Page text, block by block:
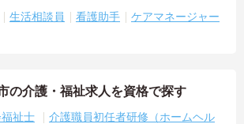
生活相談員 看護助手
ケアマネージャー
の介護・福祉求人を資格で探す
祉士
介護職員初任者研修（ホームヘル